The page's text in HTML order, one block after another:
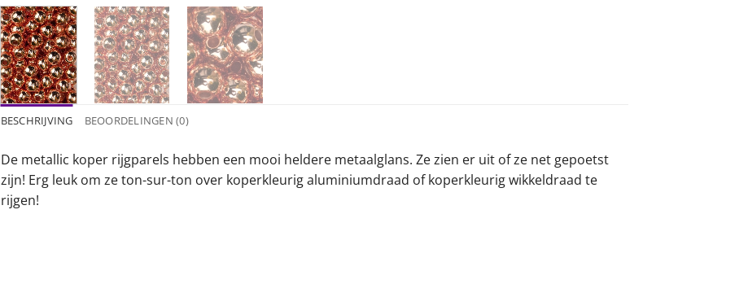
BESCHRIJVING BEOORDELINGEN (0)
De metallic koper rijgparels hebben een mooi heldere metaalglans. Ze zien er uit of ze net gepoetst
zijn! Erg leuk om ze ton-sur-ton over koperkleurig aluminiumdraad of koperkleurig wikkeldraad te
rijgen!